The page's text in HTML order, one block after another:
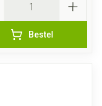
Bestel